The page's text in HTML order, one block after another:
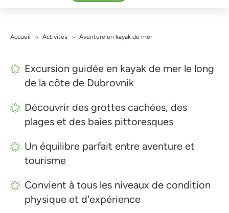
Accueil > Activités > Aventure en kayak de mer
Excursion guidée en kayak de mer le long
de la côte de Dubrovnik
Découvrir des grottes cachées, des
plages et des baies pittoresques
Un équilibre parfait entre aventure et
tourisme
Convient à tous les niveaux de condition
physique et d'expérience